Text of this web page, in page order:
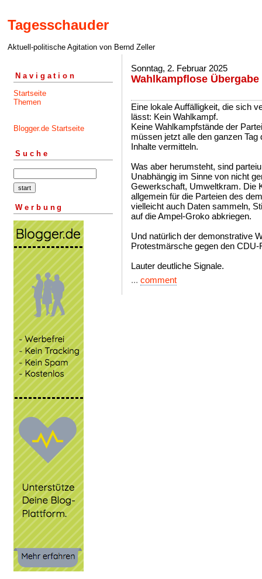
Tagesschauder
Aktuell-politische Agitation von Bernd Zeller
Navigation
Startseite
Themen
Blogger.de Startseite
Suche
Werbung
Sonntag, 2. Februar 2025
Wahlkampflose Übergabe
Eine lokale Auffälligkeit, die sich
lässt: Kein Wahlkampf.
Keine Wahlkampfstände der
müssen jetzt alle den ganzen
Inhalte vermitteln.
Was aber herumsteht, sind
Unabhängig im Sinne von nicht
Gewerkschaft, Umweltkram. Die
allgemein für die Parteien des
vielleicht auch Daten sammeln,
auf die Ampel-Groko abkriegen.
Und natürlich der demonstrative
Protestmärsche gegen den
Lauter deutliche Signale.
... comment